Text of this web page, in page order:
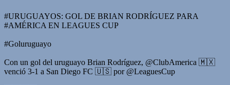
#URUGUAYOS: GOL DE BRIAN RODRÍGUEZ PARA
#AMÉRICA EN LEAGUES CUP
#Goluruguayo
Con un gol del uruguayo Brian Rodríguez, @ClubAmerica 🇲🇽
venció 3-1 a San Diego FC 🇺🇸 por @LeaguesCup